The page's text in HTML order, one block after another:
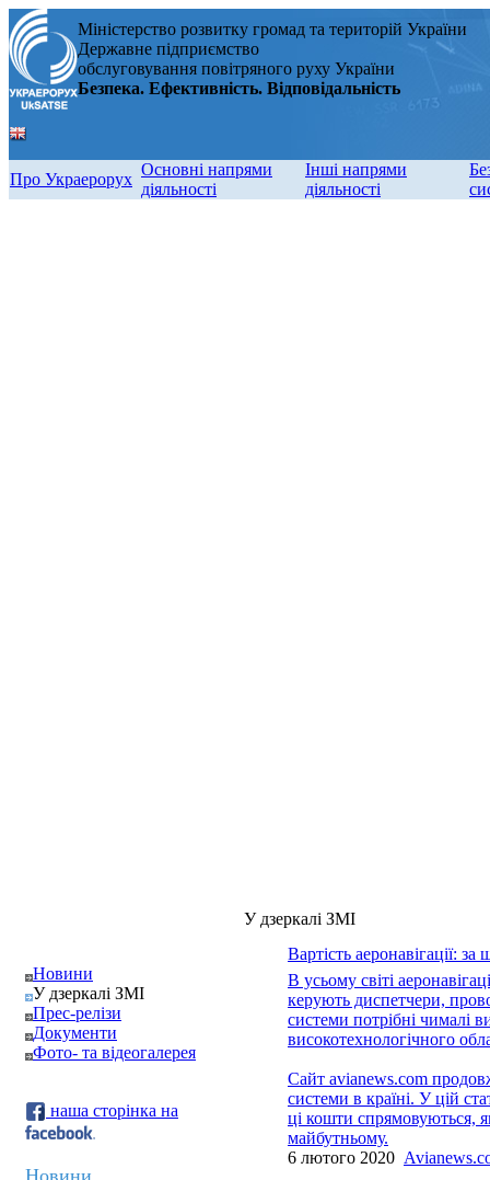
Міністерство розвитку громад та територій України
Державне підприємство
обслуговування повітряного руху України
Безпека. Ефективність. Відповідальність
Про Украерорух
Основні напрями
діяльності
Інші напрями
діяльності
Новини
У дзеркалі ЗМІ
Прес-релізи
Документи
Фото- та відеогалерея
наша сторінка на
Новини
У дзеркалі ЗМІ
Вартість аеронавігації: за
В усьому світі
керують диспетчери,
системи потрібні чималі
високотехнологічного
Сайт avianews.com
системи в країні. У цій
ці кошти спрямовуються,
майбутньому.
6 лютого 2020